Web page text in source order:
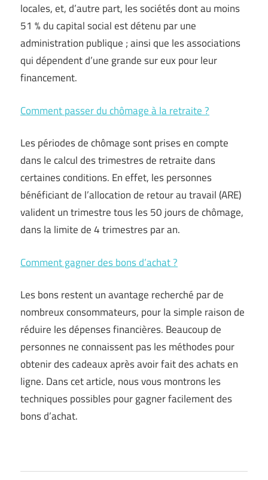
locales, et, d’autre part, les sociétés dont au moins
51 % du capital social est détenu par une
administration publique ; ainsi que les associations
qui dépendent d’une grande sur eux pour leur
financement.
Comment passer du chômage à la retraite ?
Les périodes de chômage sont prises en compte
dans le calcul des trimestres de retraite dans
certaines conditions. En effet, les personnes
bénéficiant de l’allocation de retour au travail (ARE)
valident un trimestre tous les 50 jours de chômage,
dans la limite de 4 trimestres par an.
Comment gagner des bons d’achat ?
Les bons restent un avantage recherché par de
nombreux consommateurs, pour la simple raison de
réduire les dépenses financières. Beaucoup de
personnes ne connaissent pas les méthodes pour
obtenir des cadeaux après avoir fait des achats en
ligne. Dans cet article, nous vous montrons les
techniques possibles pour gagner facilement des
bons d’achat.